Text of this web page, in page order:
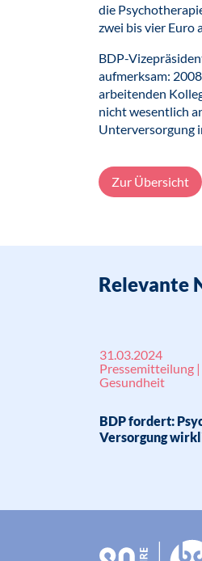
die
zwei bis vier Euro
BDP-
aufmerksam:
arbeitenden
nicht wesentlich
Unterversorgung
Zur Übersicht
Relevante
31.03.2024
Pressemitteilung
Gesundheit
BDP fordert:
Versorgung